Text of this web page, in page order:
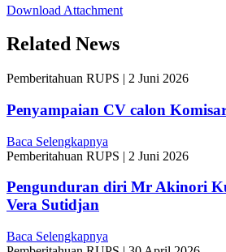
Download Attachment
Related News
Pemberitahuan RUPS | 2 Juni 2026
Penyampaian CV calon
Baca Selengkapnya
Pemberitahuan RUPS | 2 Juni 2026
Pengunduran diri Mr Akinori
Vera Sutidjan
Baca Selengkapnya